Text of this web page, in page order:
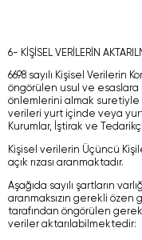
6- KİŞİSEL VERİLERİN
6698 sayılı Kişisel Verilerin
öngörülen usul ve
önlemlerini almak suretiyle
verileri yurt içinde veya yurt
Kurumlar, İştirak ve
Kişisel verilerin Üçüncü
açık rızası aranmaktadır.
Aşağıda sayılı şartların
aranmaksızın gerekli özen
tarafından öngörülen
veriler aktarılabilmektedir: